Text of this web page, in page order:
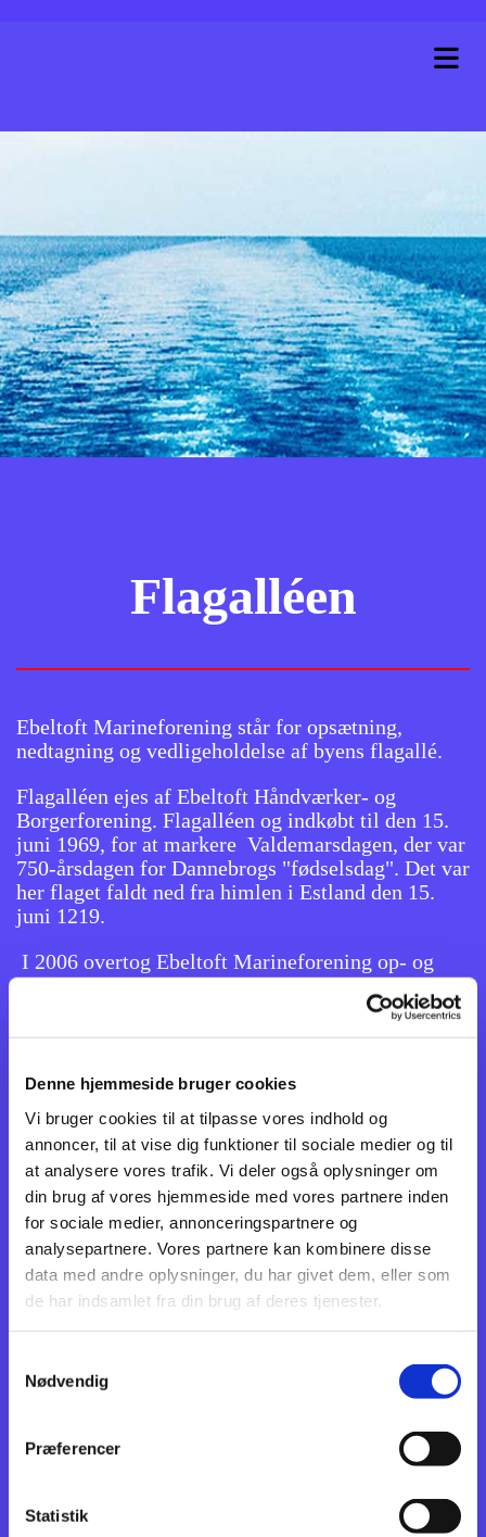
Denne hjemmeside bruger cookies
Vi bruger cookies til at tilpasse vores indhold og
annoncer, til at vise dig funktioner til sociale medier og til
at analysere vores trafik. Vi deler også oplysninger om
din brug af vores hjemmeside med vores partnere inden
for sociale medier, annonceringspartnere og
analysepartnere. Vores partnere kan kombinere disse
data med andre oplysninger, du har givet dem, eller som
de har indsamlet fra din brug af deres tjenester.
Nødvendig
Præferencer
Statistik
Flagalléen
Ebeltoft Marineforening står for opsætning,
nedtagning og vedligeholdelse af byens flagallé.
Flagalléen ejes af Ebeltoft Håndværker- og
Borgerforening. Flagalléen og indkøbt til den 15.
juni 1969, for at markere Valdemarsdagen, der var
750-årsdagen for Dannebrogs "fødselsdag". Det var
her flaget faldt ned fra himlen i Estland den 15.
juni 1219.
I 2006 overtog Ebeltoft Marineforening op- og
nedtagning af flagalleen og har siden bidraget til
en festlig, flagudsmykket by ved utallige
begiveheder.
En stab af frivillige medlemmer stiller sig til
medlemmer til opsætning og 6 medlemmer til
nedtagning af flagalleen.
Arbejdet med opsætning og nedtagningtager ca. 45
minutter pr. gang. Så har du lyst til at give
foreningen en hjælpende hånd, så sig endelig til.
Det er ganske hyggeligt at være med til, det
bidrager godt til foreningens økonomi.